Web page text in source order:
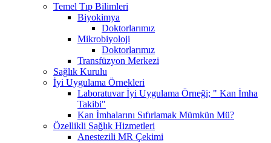
Temel Tıp Bilimleri
Biyokimya
Doktorlarımız
Mikrobiyoloji
Doktorlarımız
Transfüzyon Merkezi
Sağlık Kurulu
İyi Uygulama Örnekleri
Laboratuvar İyi Uygulama Örneği; " Kan İmha
Takibi"
Kan İmhalarını Sıfırlamak Mümkün Mü?
Özellikli Sağlık Hizmetleri
Anestezili MR Çekimi